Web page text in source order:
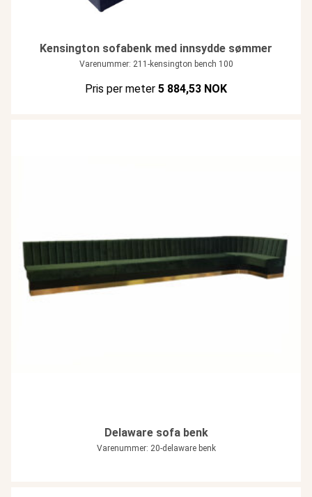
Kensington sofabenk med innsydde sømmer
Varenummer: 211-kensington bench 100
Pris per meter 5 884,53 NOK
Delaware sofa benk
Varenummer: 20-delaware benk